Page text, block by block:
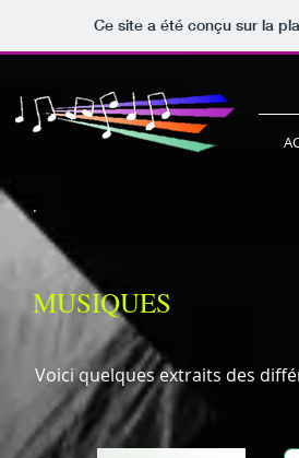
Ce site a été conçu sur la
.
MUSIQUES
Voici quelques extraits des